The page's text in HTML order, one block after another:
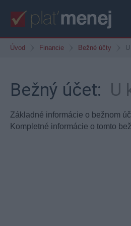
Úvod Financie Bežné účty
Bežný účet: U
Základné informácie o bežnom
Kompletné informácie o tomto